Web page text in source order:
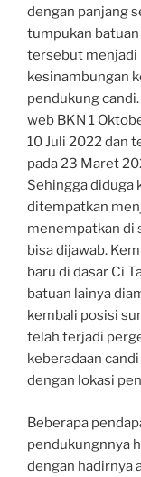
dengan panjang
tumpukan
tersebut menjadi
kesinambungan
pendukung
web BKN 1
10 Juli 2022 dan
pada 23 Maret
Sehingga diduga
ditempatkan
menempatkan di
bisa dijawab.
baru di dasar Ci
batuan lainya
kembali posisi
telah terjadi
keberadaan
dengan lokasi
Beberapa
pendukungnnya
dengan hadirnya